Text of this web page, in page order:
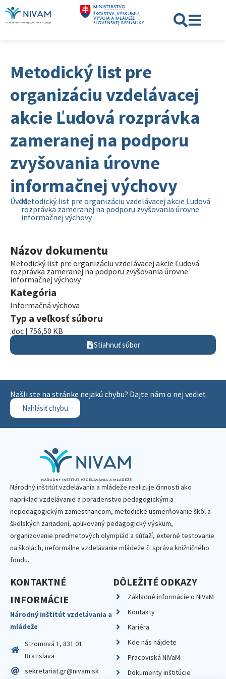
Metodický list pre
organizáciu vzdelávacej
akcie Ľudová rozprávka
zameranej na podporu
zvyšovania úrovne
informačnej výchovy
ÚvodMetodický list pre organizáciu vzdelávacej akcie Ľudová
rozprávka zameranej na podporu zvyšovania úrovne
informačnej výchovy
Názov dokumentu
Metodický list pre organizáciu vzdelávacej akcie Ľudová
rozprávka zameranej na podporu zvyšovania úrovne
informačnej výchovy
Kategória
Informačná výchova
Typ a veľkosť súboru
.doc | 756,50 KB
Stiahnuť súbor
Našli ste na stránke nejakú chybu? Dajte nám o nej vedieť.
Nahlásiť chybu
Národný inštitút vzdelávania a mládeže realizuje činnosti ako
napríklad vzdelávanie a poradenstvo pedagogickým a
nepedagogickým zamestnancom, metodické usmerňovanie škôl a
školských zariadení, aplikovaný pedagogický výskum,
organizovanie predmetových olympiád a súťaží, externé testovanie
na školách, neformálne vzdelávanie mládeže či správa knižničného
fondu.
KONTAKTNÉ
INFORMÁCIE
Národný inštitút vzdelávania a
mládeže
Stromová 1, 831 01
Bratislava
sekretariat.gr@nivam.sk
DÔLEŽITÉ ODKAZY
Základné informácie o NIVaM
Kontakty
Kariéra
Kde nás nájdete
Pracoviská NIVaM
Dokumenty inštitúcie